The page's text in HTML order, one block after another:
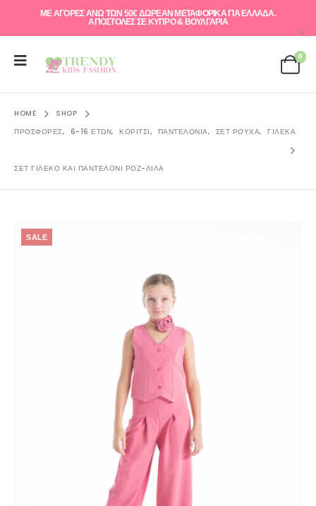
ΜΕ ΑΓΟΡΕΣ ΑΝΩ ΤΩΝ 50€ ΔΩΡΕΑΝ ΜΕΤΑΦΟΡΙΚΑ ΓΙΑ ΕΛΛAΔΑ.
ΑΠΟΣΤΟΛΕΣ ΣΕ ΚΥΠΡΟ & ΒΟΥΛΓΑΡΙΑ
0
HOME
SHOP
ΠΡΟΣΦΟΡΈΣ, 6-16 ΕΤΏΝ, ΚΟΡΊΤΣΙ, ΠΑΝΤΕΛΌΝΙΑ, ΣΕΤ ΡΟΎΧΑ, ΓΙΛΈΚΑ
ΣΕΤ ΓΙΛΈΚΟ ΚΑΙ ΠΑΝΤΕΛΌΝΙ ΡΟΖ-ΛΙΛΆ
SALE